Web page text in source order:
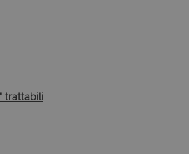
trattabili